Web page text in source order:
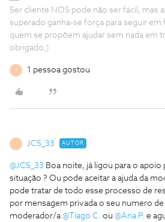
Ser cliente NOS pode não ser fácil, mas
superado ganha-se força para seguir
quem se propõem ajudar sem nada em
obrigado;)
J 1 pessoa gostou
J JCS_33 AUTOR
@JCS_33 Boa noite, já ligou para o apoio
situação ? Ou pode aceitar a ajuda da
pode tratar de todo esse processo de
por mensagem privada o seu numero
moderador/a @Tiago C. ou @Ana P. e